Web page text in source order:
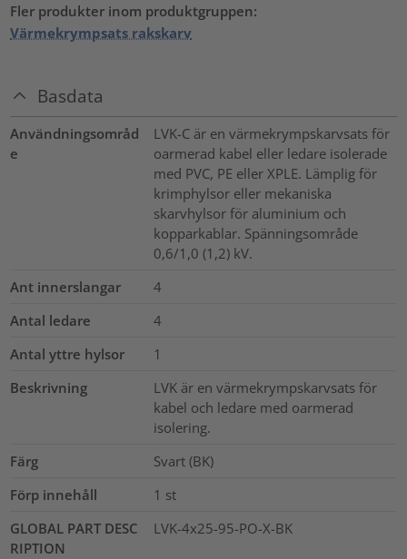
Fler produkter inom produktgruppen:
Värmekrympsats rakskarv
Basdata
Användningsområd
e
LVK-C är en värmekrympskarvsats för
oarmerad kabel eller ledare isolerade
med PVC, PE eller XPLE. Lämplig för
krimphylsor eller mekaniska
skarvhylsor för aluminium och
kopparkablar. Spänningsområde
0,6/1,0 (1,2) kV.
Ant innerslangar
4
Antal ledare
4
Antal yttre hylsor
1
Beskrivning
LVK är en värmekrympskarvsats för
kabel och ledare med oarmerad
isolering.
Färg
Svart (BK)
Förp innehåll
1 st
GLOBAL PART DESC
RIPTION
LVK-4x25-95-PO-X-BK